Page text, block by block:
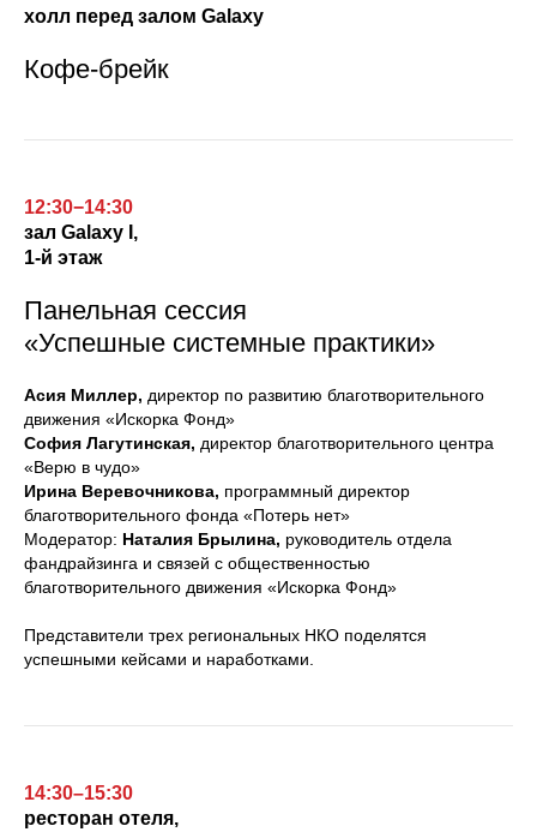
холл перед залом Galaxy
Кофе-брейк
12:30−14:30
зал Galaxy I,
1-й этаж
Панельная сессия
«Успешные системные практики»
Асия Миллер, директор по развитию благотворительного
движения «Искорка Фонд»
София Лагутинская, директор благотворительного центра
«Верю в чудо»
Ирина Веревочникова, программный директор
благотворительного фонда «Потерь нет»
Модератор: Наталия Брылина, руководитель отдела
фандрайзинга и связей с общественностью
благотворительного движения «Искорка Фонд»
Представители трех региональных НКО поделятся
успешными кейсами и наработками.
14:30–15:30
ресторан отеля,